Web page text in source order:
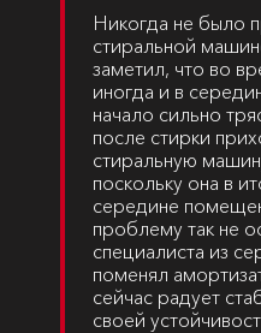
Никогда не было
стиральной
заметил, что во
иногда и в
начало сильно
после стирки
стиральную
поскольку она в
середине
проблему так не
специалиста из
поменял
сейчас радует
своей